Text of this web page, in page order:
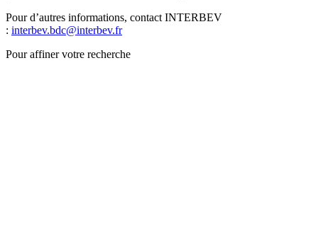
Pour d’autres informations, contact INTERBEV
: interbev.bdc@interbev.fr
Pour affiner votre recherche